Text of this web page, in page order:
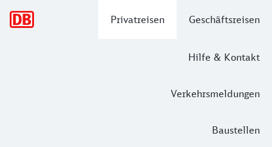
Privatreisen Geschäftsreisen
Hilfe & Kontakt
Verkehrsmeldungen
Baustellen